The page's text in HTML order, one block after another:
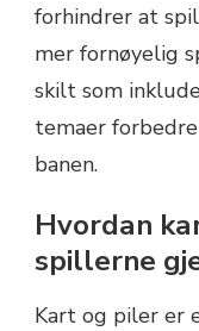
forhindrer at
mer fornøyelig
skilt som
temaer
banen.
Hvordan
spillerne
Kart og piler er